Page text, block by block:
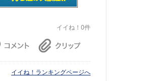
イイね！0件
イイね！ランキングページへ